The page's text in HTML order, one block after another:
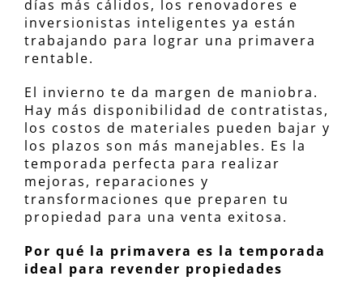
días más cálidos, los renovadores e
inversionistas inteligentes ya están
trabajando para lograr una primavera
rentable.
El invierno te da margen de maniobra.
Hay más disponibilidad de contratistas,
los costos de materiales pueden bajar y
los plazos son más manejables. Es la
temporada perfecta para realizar
mejoras, reparaciones y
transformaciones que preparen tu
propiedad para una venta exitosa.
Por qué la primavera es la temporada
ideal para revender propiedades